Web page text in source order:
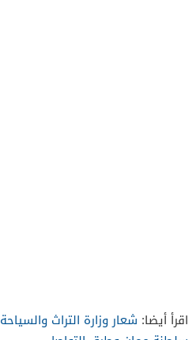
اقرأ أيضا: شعار وزارة التراث والسياحة